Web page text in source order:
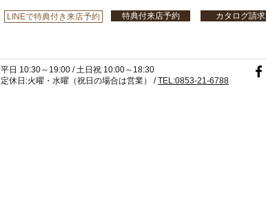
LINEで特典付き来店予約 特典付来店予約 カタログ請求
平日 10:30～19:00 /土日祝 10:00～18:30
​定休日:火曜・水曜 （祝日の場合は営業） /TEL:0853-21-6788